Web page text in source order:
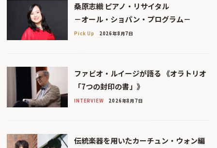
桑原志織 ピアノ・リサイタル
－オール・ショパン・プログラム－
Pick Up 2026年8月7日
ファビオ・ルイージが語る 《オラトリオ
「7つの封印の書」》
INTERVIEW 2026年8月7日
伝統楽器を用いたカーチュン・ウォン編